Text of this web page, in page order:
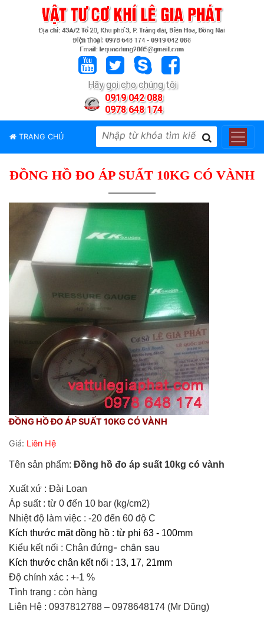
Hãy gọi cho chúng tôi
0919 042 088
0978 648 174
TRANG CHỦ
PHẨM
HIỆU
TIN
ĐỒNG HỒ ĐO ÁP SUẤT 10KG CÓ VÀNH
ĐỒNG HỒ ĐO ÁP SUẤT 10KG CÓ VÀNH
Giá: Liên Hệ
Tên sản phẩm: Đồng hồ đo áp suất 10kg có vành
Xuất xứ : Đài Loan
Áp suất : từ 0 đến 10 bar (kg/cm2)
Nhiệt độ làm việc : -20 đến 60 độ C
Kích thước mặt đồng hồ : từ phi 63 - 100mm
Kiểu kết nối : Chân đứng- chân sau
Kích thước chân kết nối : 13, 17, 21mm
Độ chính xác : +-1 %
Tình trạng : còn hàng
Liên Hệ : 0937812788 – 0978648174 (Mr Dũng)